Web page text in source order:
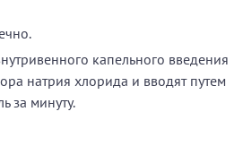
капельного введения
натрия хлорида и вводят путем
за минуту.